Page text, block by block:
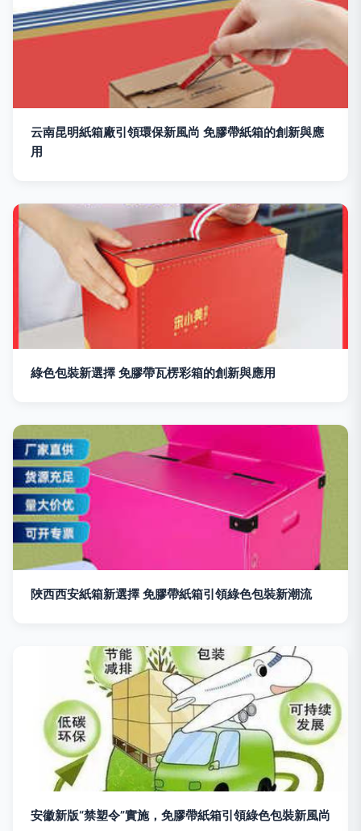
云南昆明紙箱廠引領環保新風尚 免膠帶紙箱的創新與應
用
綠色包裝新選擇 免膠帶瓦楞彩箱的創新與應用
陜西西安紙箱新選擇 免膠帶紙箱引領綠色包裝新潮流
安徽新版“禁塑令”實施，免膠帶紙箱引領綠色包裝新風尚